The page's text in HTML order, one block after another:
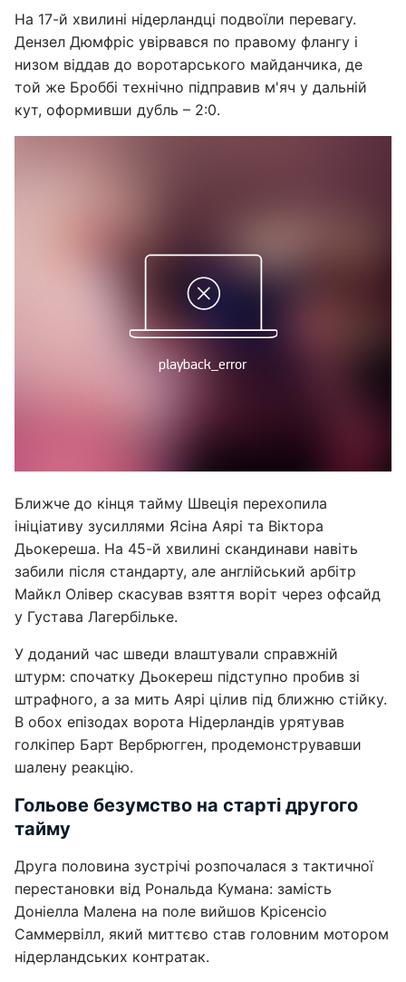
На 17-й хвилині нідерландці подвоїли перевагу.
Дензел Дюмфріс увірвався по правому флангу і
низом віддав до воротарського майданчика, де
той же Броббі технічно підправив м'яч у дальній
кут, оформивши дубль – 2:0.
Ближче до кінця тайму Швеція перехопила
ініціативу зусиллями Ясіна Аярі та Віктора
Дьокереша. На 45-й хвилині скандинави навіть
забили після стандарту, але англійський арбітр
Майкл Олівер скасував взяття воріт через офсайд
у Густава Лагербільке.
У доданий час шведи влаштували справжній
штурм: спочатку Дьокереш підступно пробив зі
штрафного, а за мить Аярі цілив під ближню стійку.
В обох епізодах ворота Нідерландів урятував
голкіпер Барт Вербрюгген, продемонструвавши
шалену реакцію.
Гольове безумство на старті другого
тайму
Друга половина зустрічі розпочалася з тактичної
перестановки від Рональда Кумана: замість
Доніелла Малена на поле вийшов Крісенсіо
Саммервілл, який миттєво став головним мотором
нідерландських контратак.